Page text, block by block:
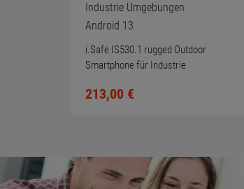
i.Safe IS530.1 rugged Outdoor
Smartphone für Industrie
213,00 €